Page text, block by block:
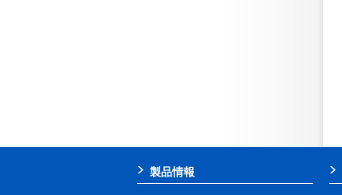
製品情報